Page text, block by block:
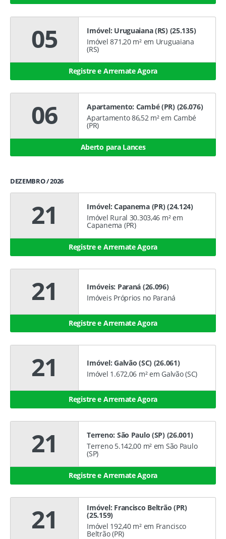
05
Imóvel: Uruguaiana (RS) (25.135)
Imóvel 871,20 m² em Uruguaiana
(RS)
Registre e Arremate Agora
06
Apartamento: Cambé (PR) (26.076)
Apartamento 86,52 m² em Cambé
(PR)
Aberto para Lances
DEZEMBRO / 2026
21
Imóvel: Capanema (PR) (24.124)
Imóvel Rural 30.303,46 m² em
Capanema (PR)
Registre e Arremate Agora
21
Imóveis: Paraná (26.096)
Imóveis Próprios no Paraná
Registre e Arremate Agora
21
Imóvel: Galvão (SC) (26.061)
Imóvel 1.672,06 m² em Galvão (SC)
Registre e Arremate Agora
21
Terreno: São Paulo (SP) (26.001)
Terreno 5.142,00 m² em São Paulo
(SP)
Registre e Arremate Agora
21 Imóvel: Francisco Beltrão (PR)
(25.159)
Imóvel 192,40 m² em Francisco
Beltrão (PR)